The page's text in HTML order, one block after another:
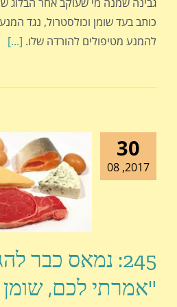
כותב בעד שומן וכולסטרול, נגד
להמנע מטיפולים להורדה שלו. [...]
30
2017, 08
245: נמאס כבר
"אמרתי לכם, שומן